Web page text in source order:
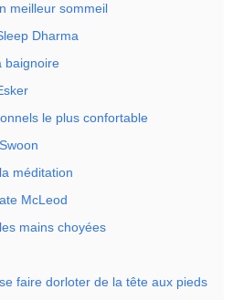
meilleur sommeil
Dharma
baignoire
le plus confortable
méditation
McLeod
mains choyées
faire dorloter de la tête aux pieds